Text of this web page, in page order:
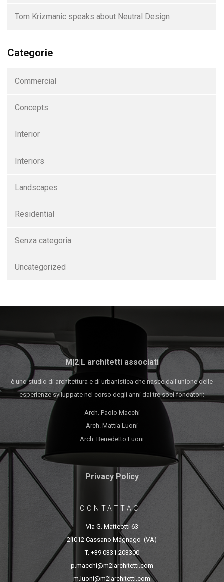
Tom Krizmanic speaks about Neutral Design
Categorie
Commercial
Concepts
Interior
Interiors
Landscapes
Residential
Senza categoria
Uncategorized
M|2|L architetti associati
è uno studio di architettura e di urbanistica che nasce dall'unione delle
esperienze sviluppate nel corso degli anni dai tre soci fondatori:
Arch. Paolo Macchi
Arch. Mattia Luoni
Arch. Benedetto Luoni
Privacy Policy
CONTATTACI
Via G. Matteotti 63
21012 Cassano Magnago (VA)
T. +39 0331 203300
p.macchi@m2larchitetti.com
m.luoni@m2larchitetti.com